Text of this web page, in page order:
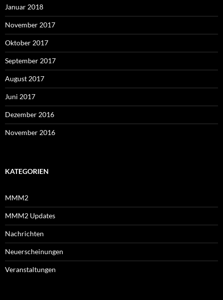
Januar 2018
November 2017
Oktober 2017
September 2017
August 2017
Juni 2017
Dezember 2016
November 2016
KATEGORIEN
MMM2
MMM2 Updates
Nachrichten
Neuerscheinungen
Veranstaltungen